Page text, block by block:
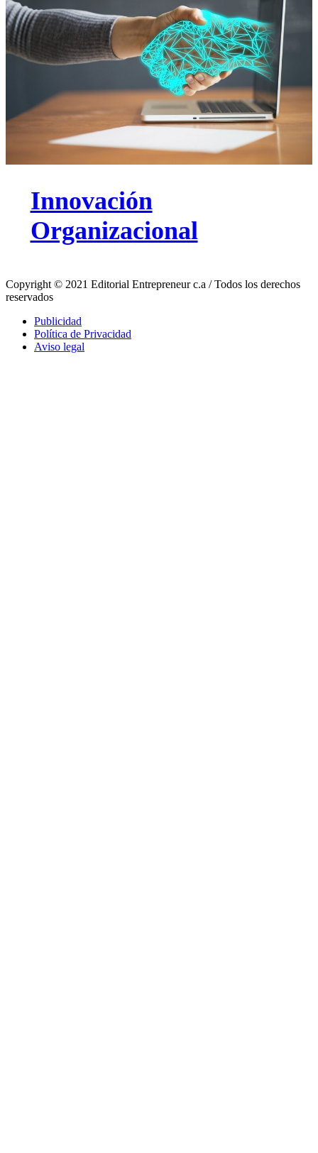
Innovación
Organizacional
Copyright © 2021 Editorial Entrepreneur c.a / Todos los derechos
reservados
Publicidad
Política de Privacidad
Aviso legal